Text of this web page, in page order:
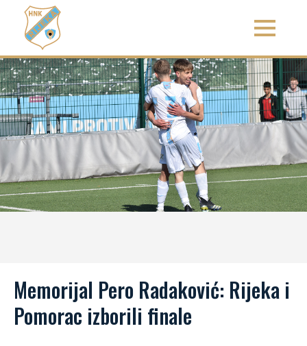
Memorijal Pero Radaković: Rijeka i
Pomorac izborili finale